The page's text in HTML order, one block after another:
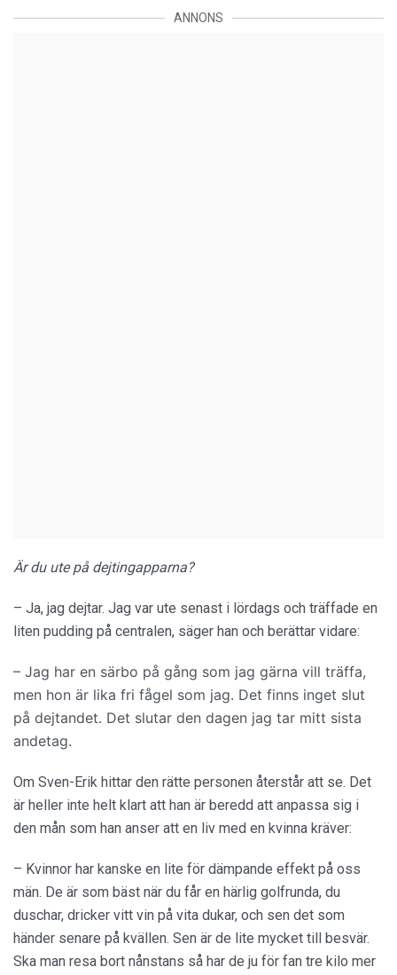
ANNONS
Är du ute på dejtingapparna?
– Ja, jag dejtar. Jag var ute senast i lördags och träffade en
liten pudding på centralen, säger han och berättar vidare:
– Jag har en särbo på gång som jag gärna vill träffa,
men hon är lika fri fågel som jag. Det finns inget slut
på dejtandet. Det slutar den dagen jag tar mitt sista
andetag.
Om Sven-Erik hittar den rätte personen återstår att se. Det
är heller inte helt klart att han är beredd att anpassa sig i
den mån som han anser att en liv med en kvinna kräver:
– Kvinnor har kanske en lite för dämpande effekt på oss
män. De är som bäst när du får en härlig golfrunda, du
duschar, dricker vitt vin på vita dukar, och sen det som
händer senare på kvällen. Sen är de lite mycket till besvär.
Ska man resa bort nånstans så har de ju för fan tre kilo mer